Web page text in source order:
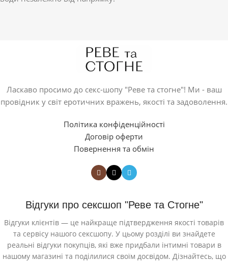
Ласкаво просимо до секс-шопу "Реве та стогне"! Ми - ваш
провідник у світ еротичних вражень, якості та задоволення.
Політика конфіденційності
Договір оферти
Повернення та обмін
Відгуки про сексшоп "Реве та Стогне"
Відгуки клієнтів — це найкраще підтвердження якості товарів
та сервісу нашого сексшопу. У цьому розділі ви знайдете
реальні відгуки покупців, які вже придбали інтимні товари в
нашому магазині та поділилися своїм досвідом. Дізнайтесь, що